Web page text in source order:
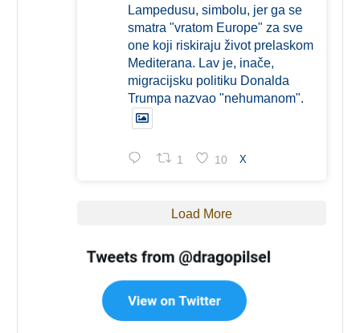
Lampedusu, simbolu, jer ga se
smatra "vratom Europe" za sve
one koji riskiraju život prelaskom
Mediterana. Lav je, inače,
migracijsku politiku Donalda
Trumpa nazvao "nehumanom".
1 10 X
Load More